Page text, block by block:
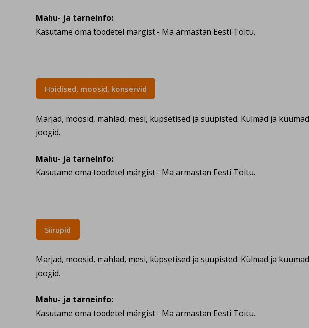
Mahu- ja tarneinfo:
Kasutame oma toodetel märgist - Ma armastan Eesti Toitu.
Hoidised, moosid, konservid
Marjad, moosid, mahlad, mesi, küpsetised ja suupisted. Külmad ja kuumad
joogid.
Mahu- ja tarneinfo:
Kasutame oma toodetel märgist - Ma armastan Eesti Toitu.
Siirupid
Marjad, moosid, mahlad, mesi, küpsetised ja suupisted. Külmad ja kuumad
joogid.
Mahu- ja tarneinfo:
Kasutame oma toodetel märgist - Ma armastan Eesti Toitu.